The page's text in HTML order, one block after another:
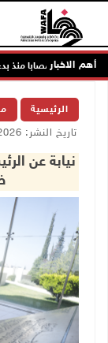
أهم الاخبار
الرئيسية
تاريخ النشر: 27/05/2026 10:08 ص
نيابة عن